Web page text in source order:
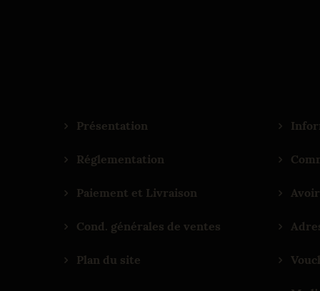
Présentation
Réglementation
Paiement et Livraison
Cond. générales de ventes
Plan du site